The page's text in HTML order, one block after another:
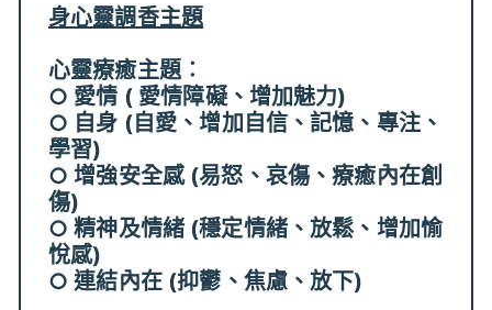
身心靈調香主題
心靈療癒主題︰
○ 愛情 ( 愛情障礙、增加魅力)
○ 自身 (自愛、增加自信、記憶、專注、
學習)
○ 增強安全感 (易怒、哀傷、療癒內在創
傷)
○ 精神及情緒 (穩定情緒、放鬆、增加愉
悅感)
○ 連結內在 (抑鬱、焦慮、放下)